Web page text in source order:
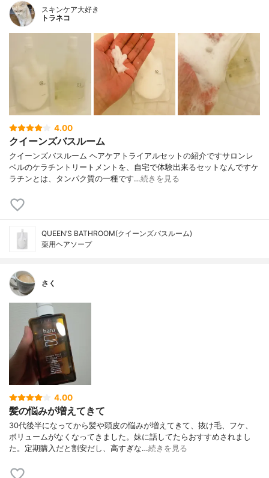
スキンケア大好き
トラネコ
4.00
クイーンズバスルーム
クイーンズバスルーム ヘアケアトライアルセットの紹介ですサロンレ
ベルのケラチントリートメントを、自宅で体験出来るセットなんですケ
ラチンとは、タンパク質の一種です…続きを見る
QUEEN’S BATHROOM(クイーンズバスルーム)
薬用ヘアソープ
さく
4.00
髪の悩みが増えてきて
30代後半になってから髪や頭皮の悩みが増えてきて、抜け毛、フケ、
ボリュームがなくなってきました。妹に話してたらおすすめされまし
た。定期購入だと割安だし、高すぎな…続きを見る